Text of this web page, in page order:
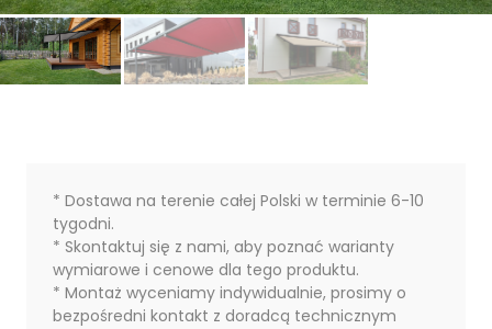
* Dostawa na terenie całej Polski w terminie 6-10
tygodni.
* Skontaktuj się z nami, aby poznać warianty
wymiarowe i cenowe dla tego produktu.
* Montaż wyceniamy indywidualnie, prosimy o
bezpośredni kontakt z doradcą technicznym